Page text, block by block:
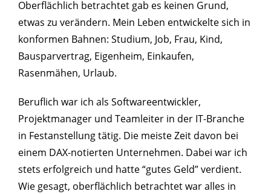
Oberflächlich betrachtet gab es keinen Grund,
etwas zu verändern. Mein Leben entwickelte sich in
konformen Bahnen: Studium, Job, Frau, Kind,
Bausparvertrag, Eigenheim, Einkaufen,
Rasenmähen, Urlaub.
Beruflich war ich als Softwareentwickler,
Projektmanager und Teamleiter in der IT-Branche
in Festanstellung tätig. Die meiste Zeit davon bei
einem DAX-notierten Unternehmen. Dabei war ich
stets erfolgreich und hatte “gutes Geld” verdient.
Wie gesagt, oberflächlich betrachtet war alles in